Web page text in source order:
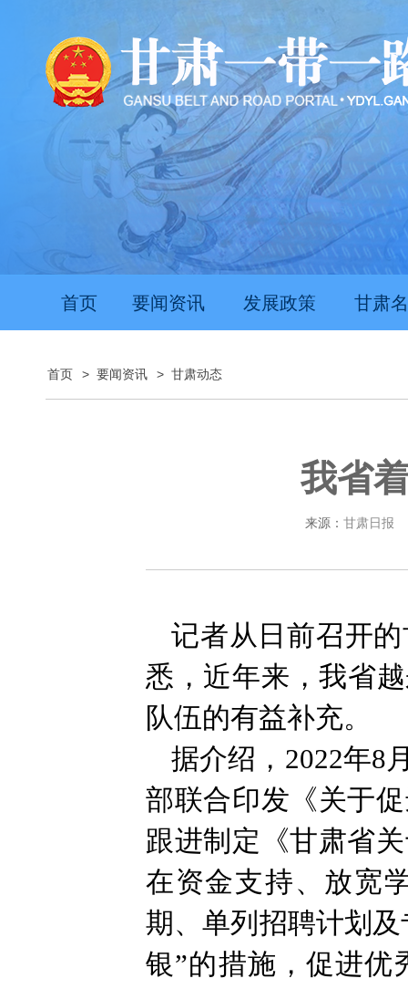
首页 要闻资讯 发展政策 甘肃
首页 > 要闻资讯 > 甘肃动态
我省
来源： 甘肃日报
记者从日前召开
悉，近年来，我省
队伍的有益补充。
据介绍，2022年8
部联合印发《关于
跟进制定《甘肃省
在资金支持、放宽
期、单列招聘计划
银”的措施，促进优